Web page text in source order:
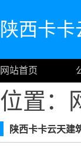
陕西卡
网站首页
位置：
陕西卡卡云天建